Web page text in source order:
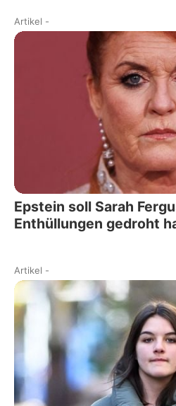
Artikel -
Epstein soll Sarah
Enthüllungen gedroht
Artikel -